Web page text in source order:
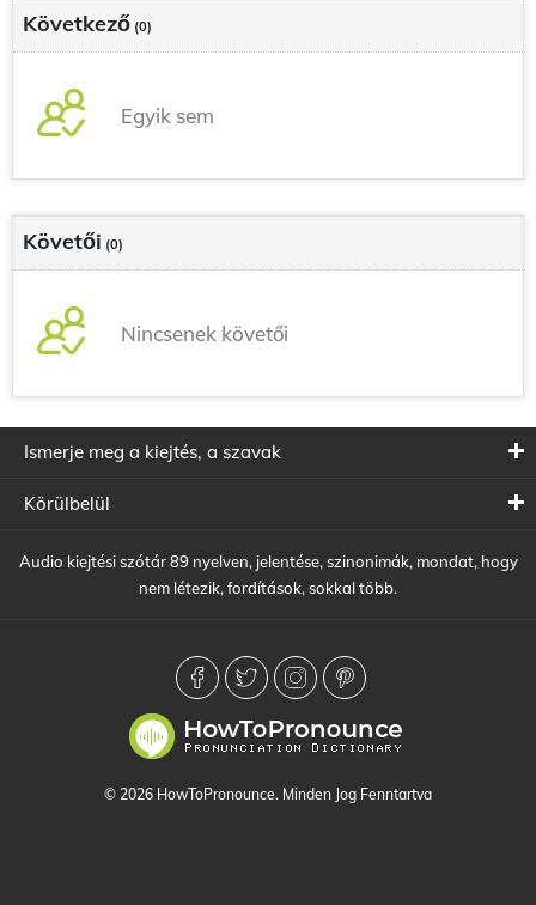
Következő (0)
Egyik sem
Követői (0)
Nincsenek követői
Ismerje meg a kiejtés, a szavak
Körülbelül
Audio kiejtési szótár 89 nyelven, jelentése, szinonimák, mondat, hogy
nem létezik, fordítások, sokkal több.
© 2026 HowToPronounce. Minden Jog Fenntartva